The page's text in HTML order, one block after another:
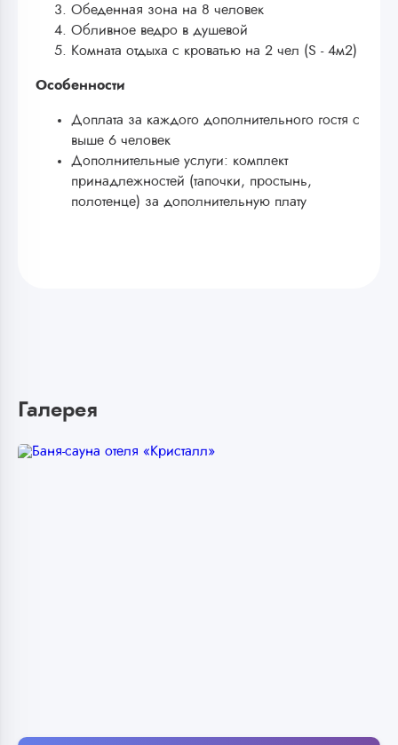
Обеденная зона на 8 человек
Обливное ведро в душевой
Комната отдыха с кроватью на 2 чел (S - 4м2)
Особенности
Доплата за каждого дополнительного гостя с
выше 6 человек
Дополнительные услуги: комплект
принадлежностей (тапочки, простынь,
полотенце) за дополнительную плату
Галерея